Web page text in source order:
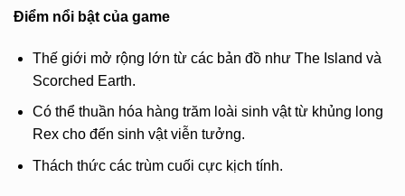
Điểm nổi bật của game
Thế giới mở rộng lớn từ các bản đồ như The Island và
Scorched Earth.
Có thể thuần hóa hàng trăm loài sinh vật từ khủng long
Rex cho đến sinh vật viễn tưởng.
Thách thức các trùm cuối cực kịch tính.